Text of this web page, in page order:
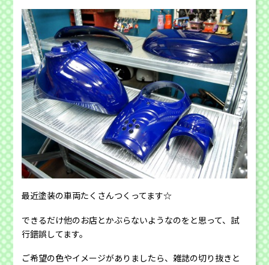
最近塗装の車両たくさんつくってます☆
できるだけ他のお店とかぶらないようなのをと思って、試
行錯誤してます。
ご希望の色やイメージがありましたら、雑誌の切り抜きと